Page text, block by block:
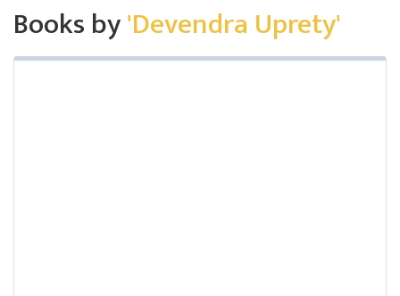
Books by'Devendra Uprety'